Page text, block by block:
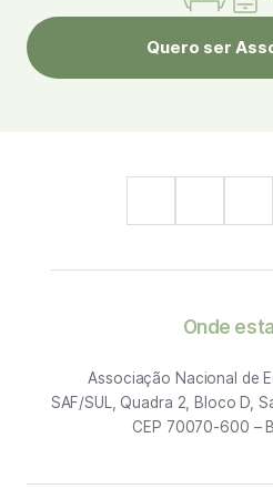
Quero ser
Onde
Associação Nacional de
SAF/SUL, Quadra 2, Bloco D,
CEP 70070-600 –